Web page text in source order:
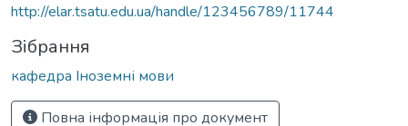
http://elar.tsatu.edu.ua/handle/123456789/11744
Зібрання
кафедра Іноземні мови
Повна інформація про документ